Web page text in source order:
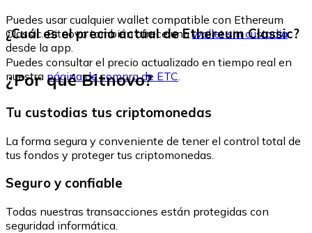
Puedes usar cualquier wallet compatible con Ethereum
Classic. Bitnovo también ofrece unawallet sin custodia
desde la app.
¿Cuál es el precio actual de Ethereum Classic?
Puedes consultar el precio actualizado en tiempo real en
nuestra página de compra de ETC.
¿Por qué Bitnovo?
Tu custodias tus criptomonedas
La forma segura y conveniente de tener el control total de
tus fondos y proteger tus criptomonedas.
Seguro y confiable
Todas nuestras transacciones están protegidas con
seguridad informática.